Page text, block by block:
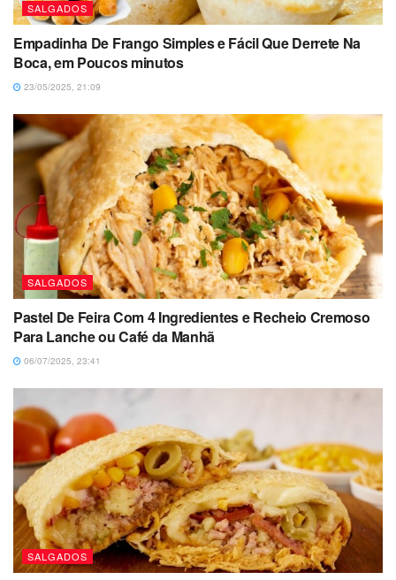
SALGADOS
Empadinha De Frango Simples e Fácil Que Derrete Na
Boca, em Poucos minutos
23/05/2025, 21:09
SALGADOS
Pastel De Feira Com 4 Ingredientes e Recheio Cremoso
Para Lanche ou Café da Manhã
06/07/2025, 23:41
SALGADOS